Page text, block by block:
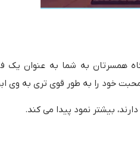
همسرتان به شما به عنوان یک
خود را به طور قوی تری به وی
بیشتر نمود پیدا می کند.